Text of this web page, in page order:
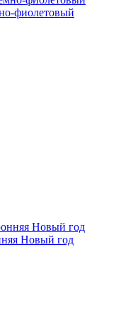
фиолетовый
Новый год